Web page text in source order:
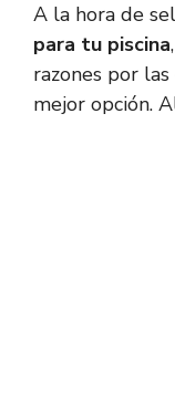
A la hora de
para tu piscina
razones por
mejor opción.